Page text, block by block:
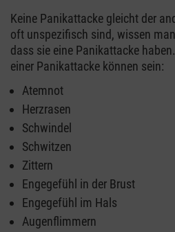
Keine Panikattacke gleicht der
oft unspezifisch sind, wissen
dass sie eine Panikattacke
einer Panikattacke können sein:
Atemnot
Herzrasen
Schwindel
Schwitzen
Zittern
Engegefühl in der Brust
Engegefühl im Hals
Augenflimmern